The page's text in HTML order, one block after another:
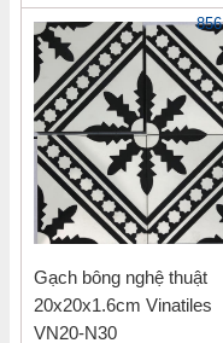
856
Gạch bông nghệ thuật
20x20x1.6cm Vinatiles
VN20-N30